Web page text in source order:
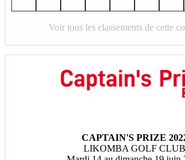
Voir tous les classements de cette
CAPTAIN'S PRIZE
LIKOMBA GOLF CLUB